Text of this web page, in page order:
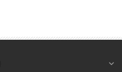
expand_more